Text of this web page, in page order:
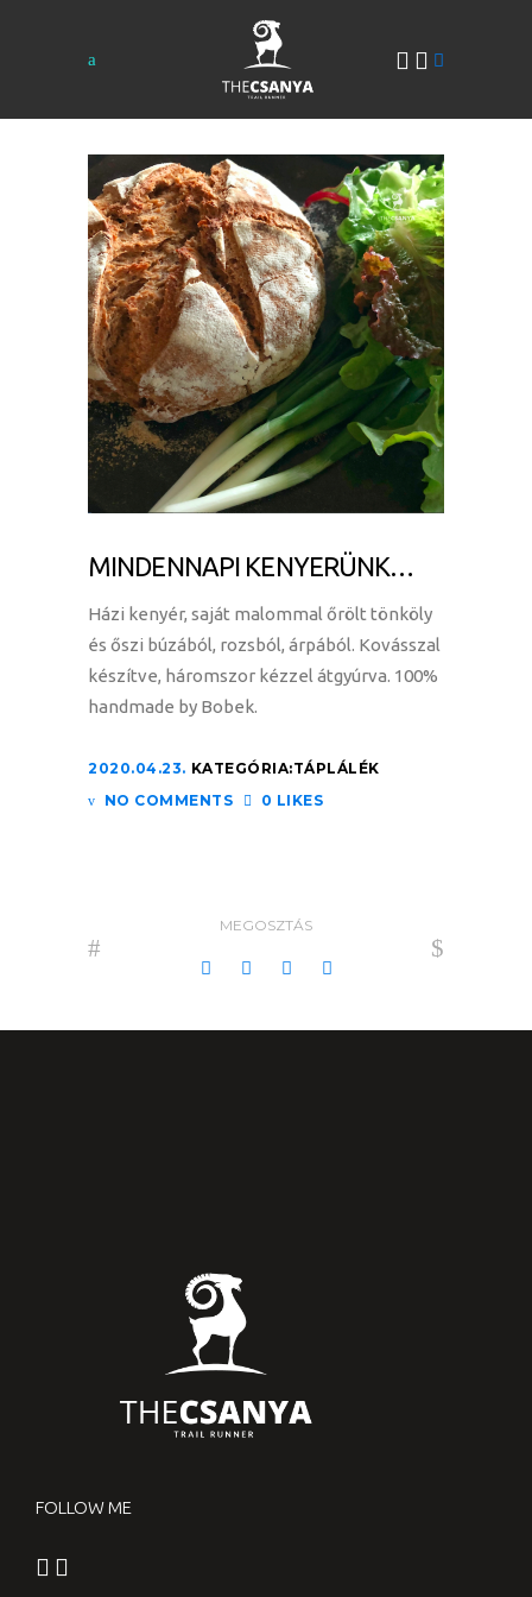
MINDENNAPI KENYERÜNK…
Házi kenyér, saját malommal őrölt tönköly
és őszi búzából, rozsból, árpából. Kovásszal
készítve, háromszor kézzel átgyúrva. 100%
handmade by Bobek.
2020.04.23. KATEGÓRIA:TÁPLÁLÉK
NO COMMENTS
0 LIKES
MEGOSZTÁS
FOLLOW ME